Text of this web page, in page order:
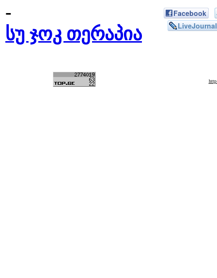
-
სუ ჯოკ თერაპია
Facebook
LiveJournal